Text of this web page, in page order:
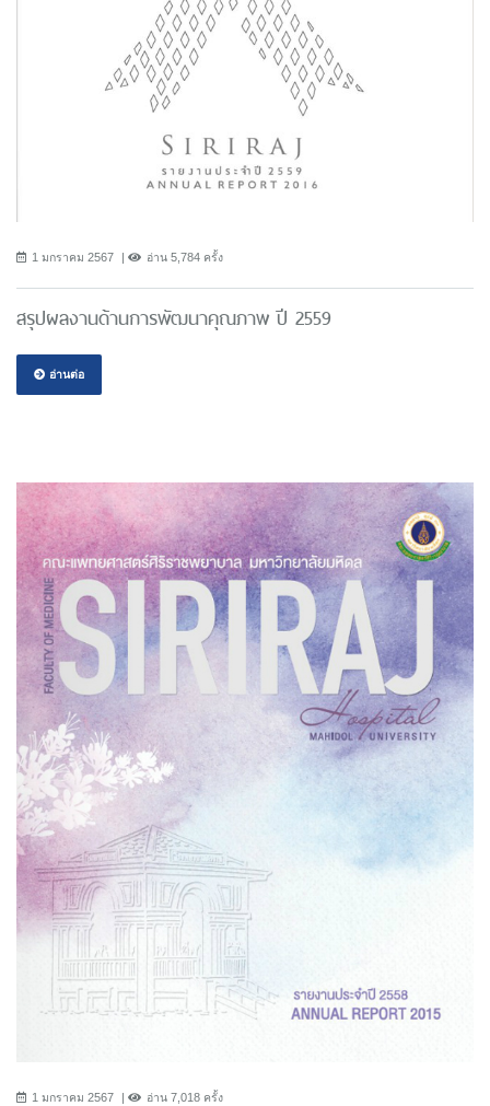
1 มกราคม 2567 อ่าน 5,784 ครั้ง
สรุปผลงานด้านการพัฒนาคุณภาพ ปี 2559
อ่านต่อ
1 มกราคม 2567 อ่าน 7,018 ครั้ง